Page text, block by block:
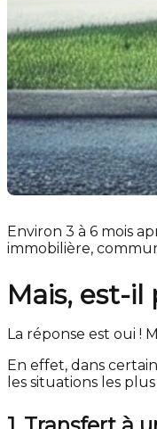
Environ 3 à 6 mois
immobilière,
Mais, est-
La réponse est oui !
En effet, dans
les situations les